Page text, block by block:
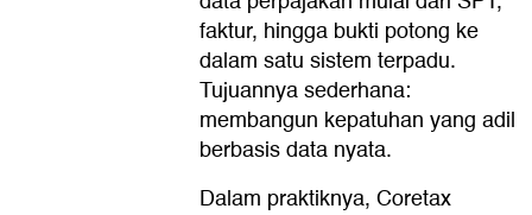
faktur, hingga bukti potong ke
dalam satu sistem terpadu.
Tujuannya sederhana:
membangun kepatuhan yang adil
berbasis data nyata.
Dalam praktiknya, Coretax